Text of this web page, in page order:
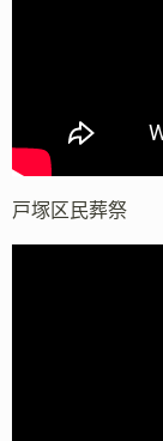
戸塚区民葬祭